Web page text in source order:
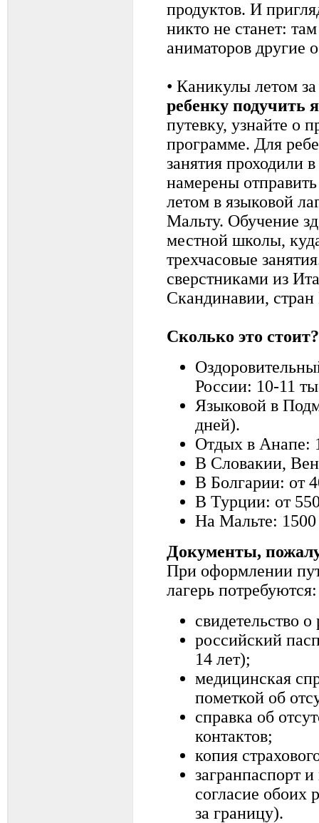
продуктов. И
никто не станет:
аниматоров другие
• Каникулы летом
ребенку подучить
путевку, узнайте о
программе. Для
занятия проходили
намерены
летом в языковой
Мальту. Обучение
местной школы,
трехчасовые
сверстниками из
Скандинавии,
Сколько это стоит?
России: 10-11
Языковой в
дней).
Отдых в Анапе:
B Словакии,
B Болгарии: от
B Турции: от
На Мальте:
Документы,
При оформлении
лагерь потребуются:
свидетельство
российский
14 лет);
медицинская
пометкой об
справка об
контактов;
копия
загранпаспорт
согласие обоих
за границу).